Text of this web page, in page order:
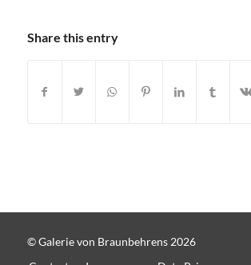
Share this entry
© Galerie von Braunbehrens 2026